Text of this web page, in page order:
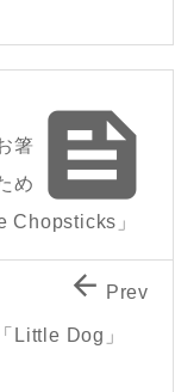

箸
め
Chopsticks」
Little Dog」
 Prev